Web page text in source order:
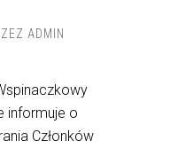
ADMIN
informuje o
Członków